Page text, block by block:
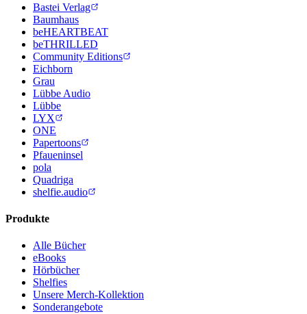
Bastei Verlag
Baumhaus
beHEARTBEAT
beTHRILLED
Community Editions
Eichborn
Grau
Lübbe Audio
Lübbe
LYX
ONE
Papertoons
Pfaueninsel
pola
Quadriga
shelfie.audio
Produkte
Alle Bücher
eBooks
Hörbücher
Shelfies
Unsere Merch-Kollektion
Sonderangebote